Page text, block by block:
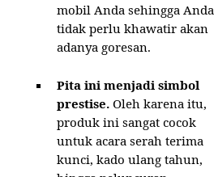
mobil Anda sehingga Anda
tidak perlu khawatir akan
adanya goresan.
Pita ini menjadi simbol
prestise. Oleh karena itu,
produk ini sangat cocok
untuk acara serah terima
kunci, kado ulang tahun,